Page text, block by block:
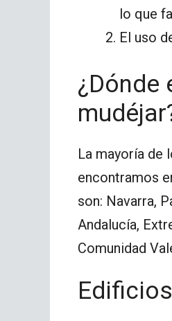
lo que
El uso
La mayoría de
encontramos
son: Navarra,
Andalucía,
Comunidad